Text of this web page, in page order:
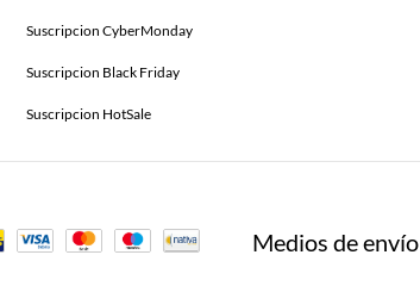
Suscripcion CyberMonday
Suscripcion Black Friday
Suscripcion HotSale
Medios de envío